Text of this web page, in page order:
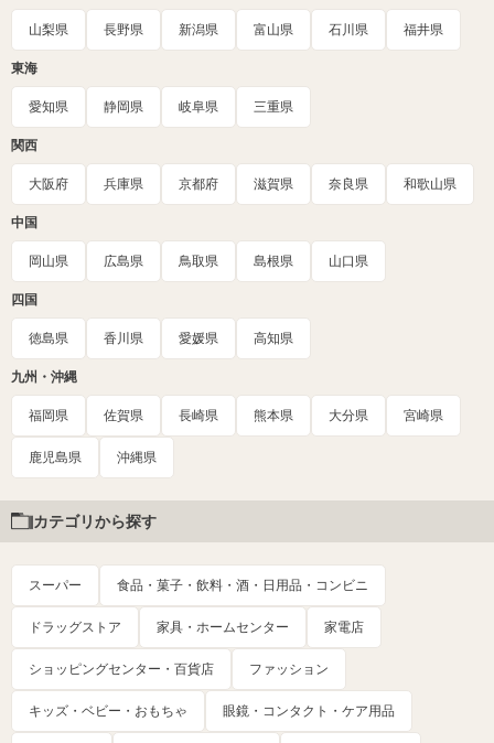
山梨県 長野県 新潟県 富山県 石川県 福井県
東海
愛知県 静岡県 岐阜県 三重県
関西
大阪府 兵庫県 京都府 滋賀県 奈良県 和歌山県
中国
岡山県 広島県 鳥取県 島根県 山口県
四国
徳島県 香川県 愛媛県 高知県
九州・沖縄
福岡県 佐賀県 長崎県 熊本県 大分県 宮崎県
鹿児島県 沖縄県
カテゴリから探す
スーパー 食品・菓子・飲料・酒・日用品・コンビニ
ドラッグストア 家具・ホームセンター 家電店
ショッピングセンター・百貨店 ファッション
キッズ・ベビー・おもちゃ 眼鏡・コンタクト・ケア用品